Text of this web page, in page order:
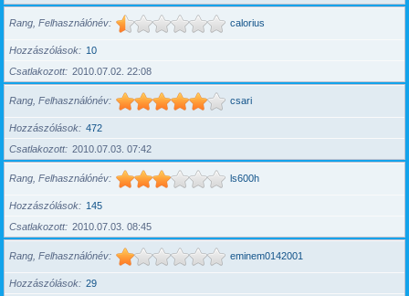
Rang, Felhasználónév calorius
Hozzászólások
10
Csatlakozott
2010.07.02. 22:08
Rang, Felhasználónév csari
Hozzászólások
472
Csatlakozott
2010.07.03. 07:42
Rang, Felhasználónév ls600h
Hozzászólások
145
Csatlakozott
2010.07.03. 08:45
Rang, Felhasználónév eminem0142001
Hozzászólások
29